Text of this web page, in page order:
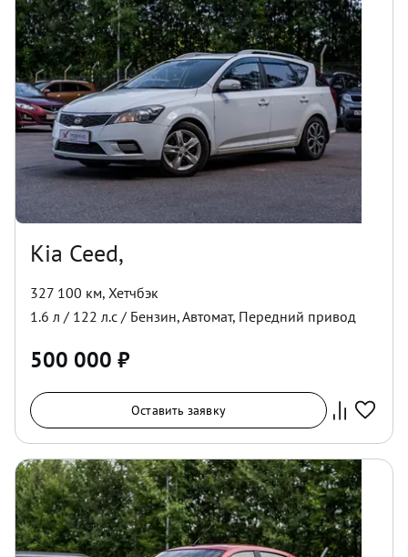
Kia Ceed,
327 100 км, Хетчбэк
1.6 л / 122 л.с / Бензин,Автомат, Передний привод
500 000 ₽
Оставить заявку